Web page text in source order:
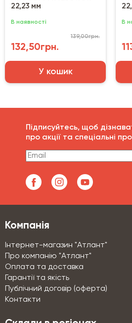
22,23 мм
В наявності
132,50грн.
139,00грн.
У кошик
В
Підписуйтесь, щоб
про акції та спеціальні
Компанія
Інтернет-магазин "Атлант"
Про компанію "Атлант"
Оплата та доставка
Гарантії та якість
Публічний договір (оферта)
Контакти